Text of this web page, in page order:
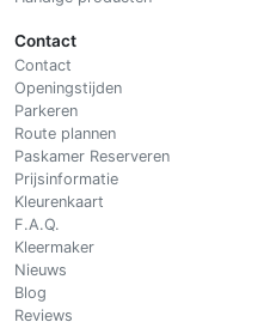
Contact
Contact
Openingstijden
Parkeren
Route plannen
Paskamer Reserveren
Prijsinformatie
Kleurenkaart
F.A.Q.
Kleermaker
Nieuws
Blog
Reviews